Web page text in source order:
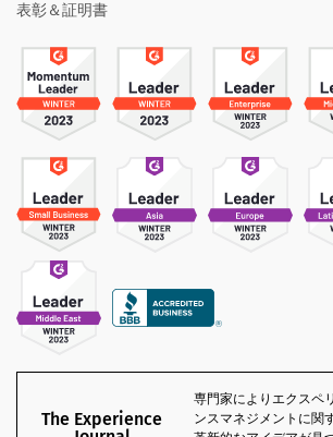
表彰＆証明書
The Experience
専門家によりエクスペ
ンスマネジメントに関